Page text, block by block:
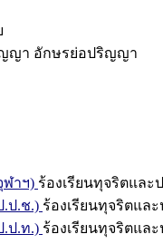
ญา อักษรย่อปริญญา
ฬาฯ) ร้องเรียนทุจริตแล
.ป.ช.) ร้องเรียนทุจริตแล
.ป.ท.) ร้องเรียนทุจริตแล